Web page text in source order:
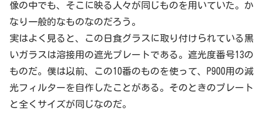
像の中でも、そこに映る人々が同じものを用いていた。か
なり一般的なものなのだろう。
実はよく見ると、この日食グラスに取り付けられている黒
いガラスは溶接用の遮光プレートである。遮光度番号13の
ものだ。僕は以前、この10番のものを使って、P900用の減
光フィルターを自作したことがある。そのときのプレート
と全くサイズが同じなのだ。